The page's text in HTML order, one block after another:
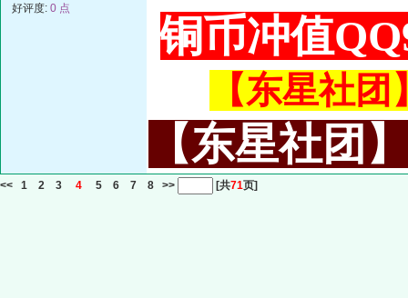
好评度: 0 点
铜币冲值
【东星社
【东星社团
<< 1 2 3 4 5 6 7 8 >> [共71页]